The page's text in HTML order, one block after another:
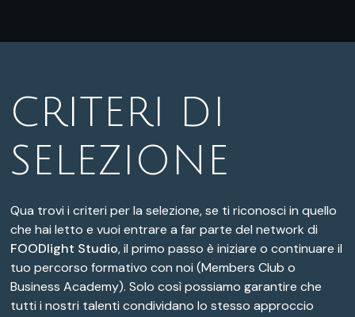
CRITERI DI
SELEZIONE
Qua trovi i criteri per la selezione, se ti riconosci in quello
che hai letto e vuoi entrare a far parte del network di
FOODlight Studio, il primo passo è iniziare o continuare il
tuo percorso formativo con noi (Members Club o
Business Academy). Solo così possiamo garantire che
tutti i nostri talenti condividano lo stesso approccio